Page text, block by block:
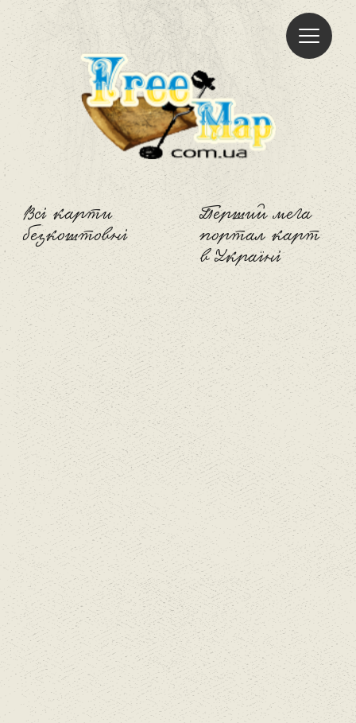
Всі карти
безкоштовні
Freemap
Перший мега
портал карт
в Україні